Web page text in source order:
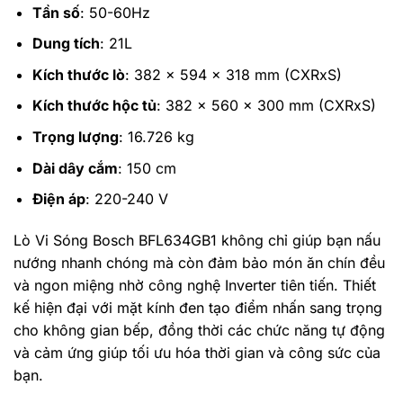
Tần số: 50-60Hz
Dung tích: 21L
Kích thước lò: 382 x 594 x 318 mm (CXRxS)
Kích thước hộc tủ: 382 x 560 x 300 mm (CXRxS)
Trọng lượng: 16.726 kg
Dài dây cắm: 150 cm
Điện áp: 220-240 V
Lò Vi Sóng Bosch BFL634GB1 không chỉ giúp bạn nấu
nướng nhanh chóng mà còn đảm bảo món ăn chín đều
và ngon miệng nhờ công nghệ Inverter tiên tiến. Thiết
kế hiện đại với mặt kính đen tạo điểm nhấn sang trọng
cho không gian bếp, đồng thời các chức năng tự động
và cảm ứng giúp tối ưu hóa thời gian và công sức của
bạn.